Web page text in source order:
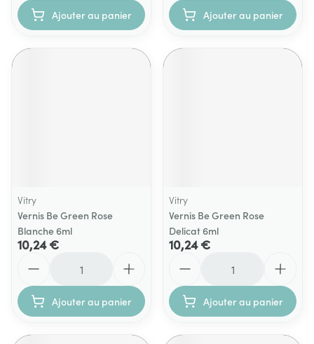
Ajouter au panier Ajouter au panier
Vitry
Vernis Be Green Rose
Blanche 6ml
10,24 €
Ajouter au panier
Vitry
Vernis Be Green Rose
Delicat 6ml
10,24 €
Ajouter au panier